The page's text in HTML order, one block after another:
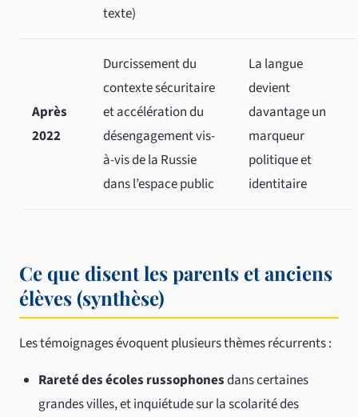
texte)
Après
2022
Durcissement du
contexte sécuritaire
et accélération du
désengagement vis-
à-vis de la Russie
dans l’espace public
La langue
devient
davantage un
marqueur
politique et
identitaire
Ce que disent les parents et anciens
élèves (synthèse)
Les témoignages évoquent plusieurs thèmes récurrents :
Rareté des écoles russophonesdans certaines
grandes villes, et inquiétude sur la scolarité des